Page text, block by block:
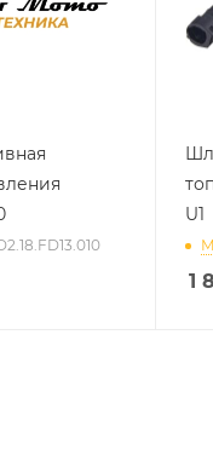
U1
1